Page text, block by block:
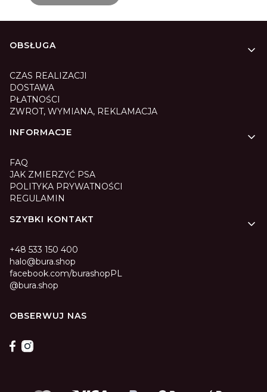
Linki w stopce
OBSŁUGA
CZAS REALIZACJI
DOSTAWA
PŁATNOŚCI
ZWROT, WYMIANA, REKLAMACJA
INFORMACJE
FAQ
JAK ZMIERZYĆ PSA
POLITYKA PRYWATNOŚCI
REGULAMIN
SZYBKI KONTAKT
+48 533 150 400
halo@bura.shop
facebook.com/burashopPL
@bura.shop
OBSERWUJ NAS